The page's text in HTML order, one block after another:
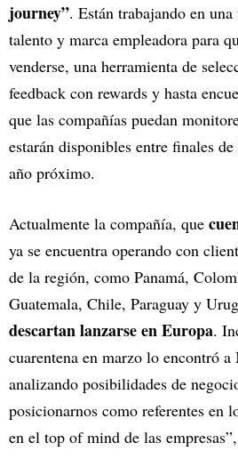
journey”. Están trabajando en
talento y marca empleadora para
venderse, una herramienta de
feedback con rewards y hasta
que las compañías puedan
estarán disponibles entre finales
año próximo.
Actualmente la compañía, que
ya se encuentra operando con
de la región, como Panamá,
Guatemala, Chile, Paraguay y
descartan lanzarse en Europa.
cuarentena en marzo lo encontró
analizando posibilidades de
posicionarnos como referentes en
en el top of mind de las